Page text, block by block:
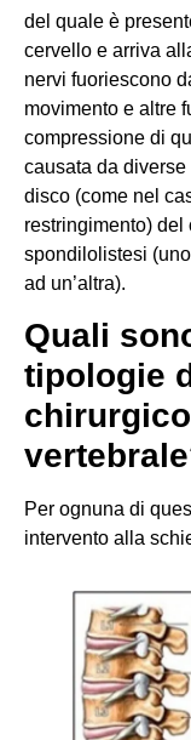
del quale è
cervello e arriva
nervi fuoriescono
movimento e altre
compressione di
causata da
disco (come nel
restringimento) del
spondilolistesi
ad un’altra).
Quali
tipologie
Per ognuna di
intervento alla